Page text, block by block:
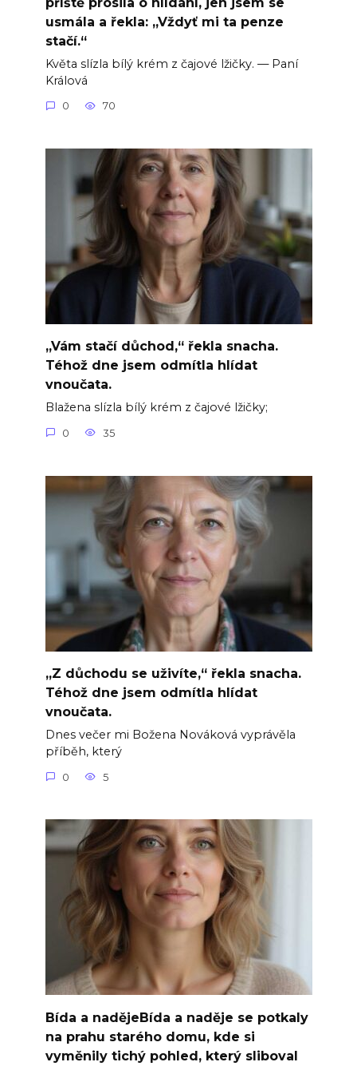
usmála a řekla: „Vždyť mi ta penze
stačí.“
Květa slízla bílý krém z čajové lžičky. — Paní
Králová
0 70
„Vám stačí důchod,“ řekla snacha.
Téhož dne jsem odmítla hlídat
vnoučata.
Blažena slízla bílý krém z čajové lžičky;
0 35
„Z důchodu se uživíte,“ řekla snacha.
Téhož dne jsem odmítla hlídat
vnoučata.
Dnes večer mi Božena Nováková vyprávěla
příběh, který
0 5
Bída a nadějeBída a naděje se potkaly
na prahu starého domu, kde si
vyměnily tichý pohled, který sliboval